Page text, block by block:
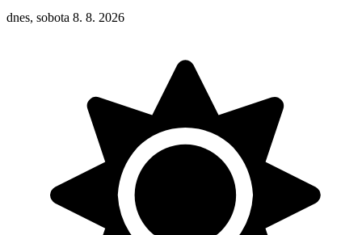
dnes, sobota 8. 8. 2026